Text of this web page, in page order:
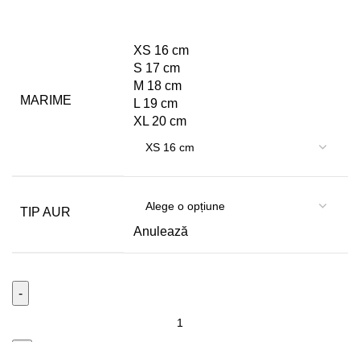
MARIME
XS 16 cm
S 17 cm
M 18 cm
L 19 cm
XL 20 cm
TIP AUR
Anulează